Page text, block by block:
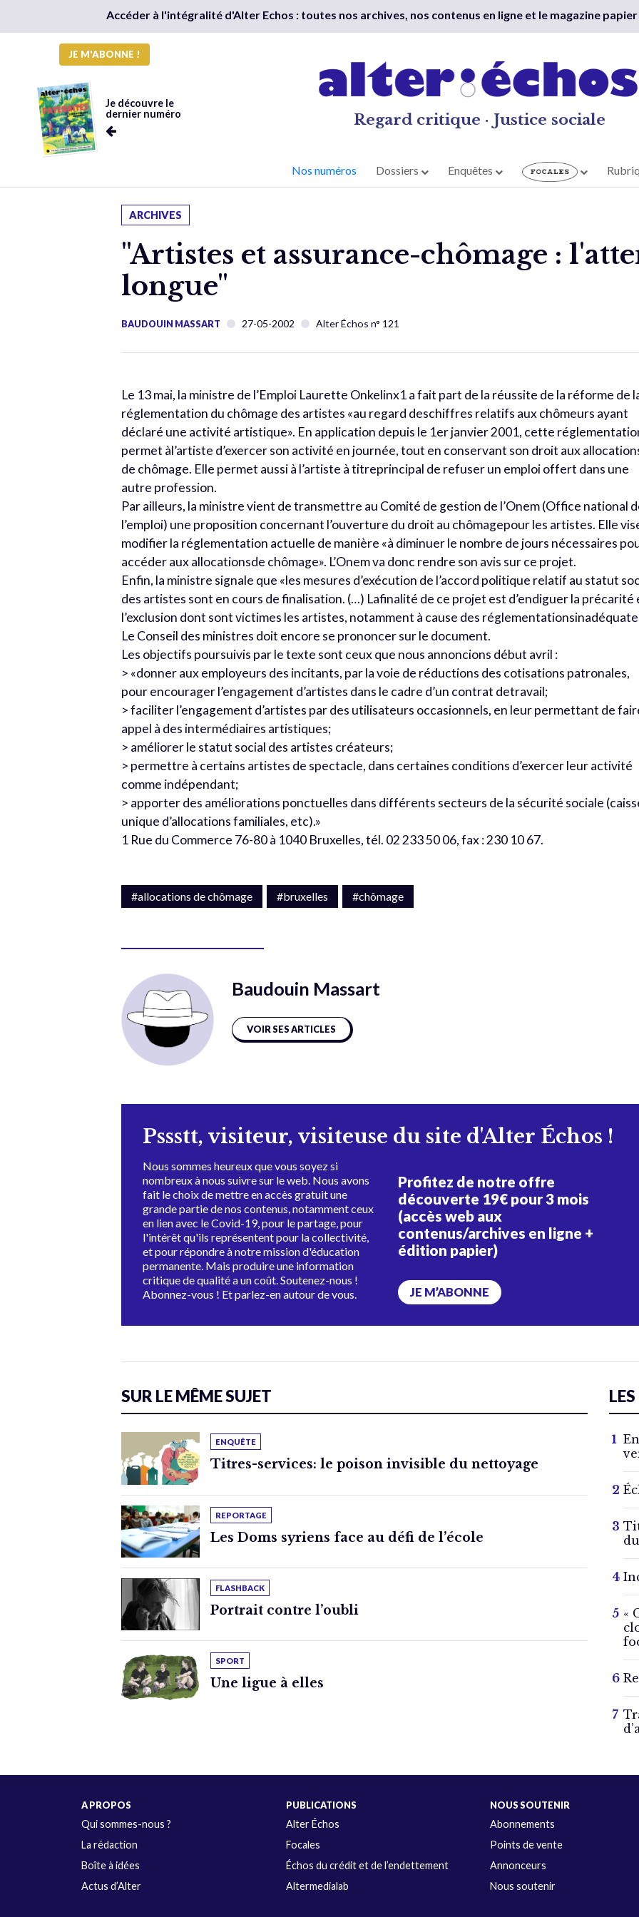
Accéder à l'intégralité d'Alter Echos : toutes nos archives, nos contenus en ligne et le magazine
JE M'ABONNE !
Je découvre le
dernier numéro
Regard critique · Justice sociale
Nos numéros Dossiers Enquêtes
ARCHIVES
"Artistes et assurance-chômage :
longue"
BAUDOUIN MASSART 27-05-2002 Alter Échos n° 121
Le 13 mai, la ministre de l’Emploi Laurette Onkelinx1 a fait part de la réussite de la réforme de
réglementation du chômage des artistes «au regard deschiffres relatifs aux chômeurs ayant
déclaré une activité artistique». En application depuis le 1er janvier 2001, cette
permet àl’artiste d’exercer son activité en journée, tout en conservant son droit aux
de chômage. Elle permet aussi à l’artiste à titreprincipal de refuser un emploi offert dans une
autre profession.
Par ailleurs, la ministre vient de transmettre au Comité de gestion de l’Onem (Office national
l’emploi) une proposition concernant l’ouverture du droit au chômagepour les artistes. Elle
modifier la réglementation actuelle de manière «à diminuer le nombre de jours nécessaires
accéder aux allocationsde chômage». L’Onem va donc rendre son avis sur ce projet.
Enfin, la ministre signale que «les mesures d’exécution de l’accord politique relatif au statut
des artistes sont en cours de finalisation. (…) Lafinalité de ce projet est d’endiguer la précarité
l’exclusion dont sont victimes les artistes, notamment à cause des
Le Conseil des ministres doit encore se prononcer sur le document.
Les objectifs poursuivis par le texte sont ceux que nous annoncions début avril :
> «donner aux employeurs des incitants, par la voie de réductions des cotisations patronales,
pour encourager l’engagement d’artistes dans le cadre d’un contrat detravail;
> faciliter l’engagement d’artistes par des utilisateurs occasionnels, en leur permettant de
appel à des intermédiaires artistiques;
> améliorer le statut social des artistes créateurs;
> permettre à certains artistes de spectacle, dans certaines conditions d’exercer leur activité
comme indépendant;
> apporter des améliorations ponctuelles dans différents secteurs de la sécurité sociale
unique d’allocations familiales, etc).»
1 Rue du Commerce 76-80 à 1040 Bruxelles, tél. 02 233 50 06, fax : 230 10 67.
#allocations de chômage #bruxelles #chômage
Baudouin Massart
VOIR SES ARTICLES
Pssstt, visiteur, visiteuse du site d'Alter Échos !
Nous sommes heureux que vous soyez si
nombreux à nous suivre sur le web. Nous avons
fait le choix de mettre en accès gratuit une
grande partie de nos contenus, notamment ceux
en lien avec le Covid-19, pour le partage, pour
l'intérêt qu'ils représentent pour la collectivité,
et pour répondre à notre mission d'éducation
permanente. Mais produire une information
critique de qualité a un coût. Soutenez-nous !
Abonnez-vous ! Et parlez-en autour de vous.
Profitez de notre offre
découverte 19€ pour 3 mois
(accès web aux
contenus/archives en ligne +
édition papier)
JE M’ABONNE
SUR LE MÊME SUJET
ENQUÊTE
Titres-services: le poison invisible du nettoyage
REPORTAGE
Les Doms syriens face au défi de l’école
FLASHBACK
Portrait contre l’oubli
SPORT
Une ligue à elles
«
A PROPOS
Qui sommes-nous ?
La rédaction
Boîte à idées
Actus d’Alter
PUBLICATIONS
Alter Échos
Focales
Échos du crédit et de l’endettement
Altermedialab
NOUS SOUTENIR
Abonnements
Points de vente
Annonceurs
Nous soutenir